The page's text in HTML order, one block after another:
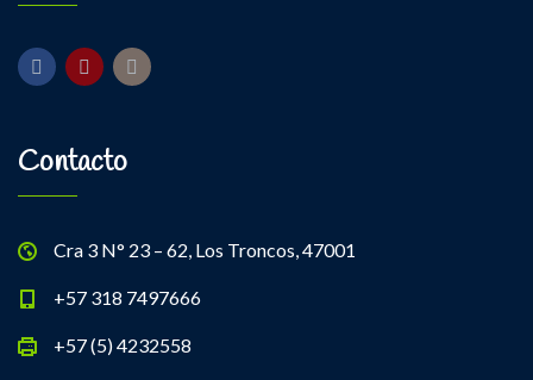
Contacto
Cra 3 N° 23 – 62, Los Troncos, 47001
+57 318 7497666
+57 (5) 4232558